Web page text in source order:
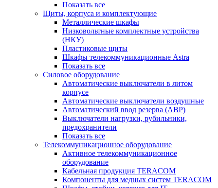
Показать все
Щиты, корпуса и комплектующие
Металлические шкафы
Низковольтные комплектные устройства
(НКУ)
Пластиковые щиты
Шкафы телекоммуникационные Astra
Показать все
Силовое оборудование
Автоматические выключатели в литом
корпусе
Автоматические выключатели воздушные
Автоматический ввод резерва (АВР)
Выключатели нагрузки, рубильники,
предохранители
Показать все
Телекоммуникационное оборудование
Активное телекоммуникационное
оборудование
Кабельная продукция TERACOM
Компоненты для медных систем TERACOM